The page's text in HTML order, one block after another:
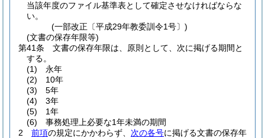
当該年度のファイル基準表として確定させなければならな
い。
(一部改正〔平成29年教委訓令1号〕)
(文書の保存年限等)
第41条
文書の保存年限は、原則として、次に掲げる期間と
する。
(1)
永年
(2)
10年
(3)
5年
(4)
3年
(5)
1年
(6)
事務処理上必要な1年未満の期間
2
前項の規定にかかわらず、 次の各号に掲げる文書の保存年